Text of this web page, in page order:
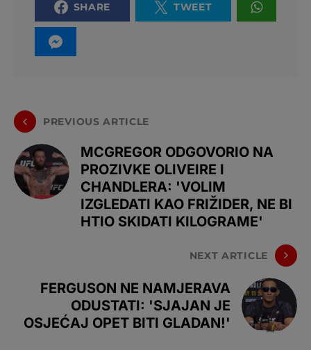
SHARE TWEET
PREVIOUS ARTICLE
MCGREGOR ODGOVORIO NA
PROZIVKE OLIVEIRE I
CHANDLERA: 'VOLIM
IZGLEDATI KAO FRIŽIDER, NE BI
HTIO SKIDATI KILOGRAME'
NEXT ARTICLE
FERGUSON NE NAMJERAVA
ODUSTATI: 'SJAJAN JE
OSJEĆAJ OPET BITI GLADAN!'